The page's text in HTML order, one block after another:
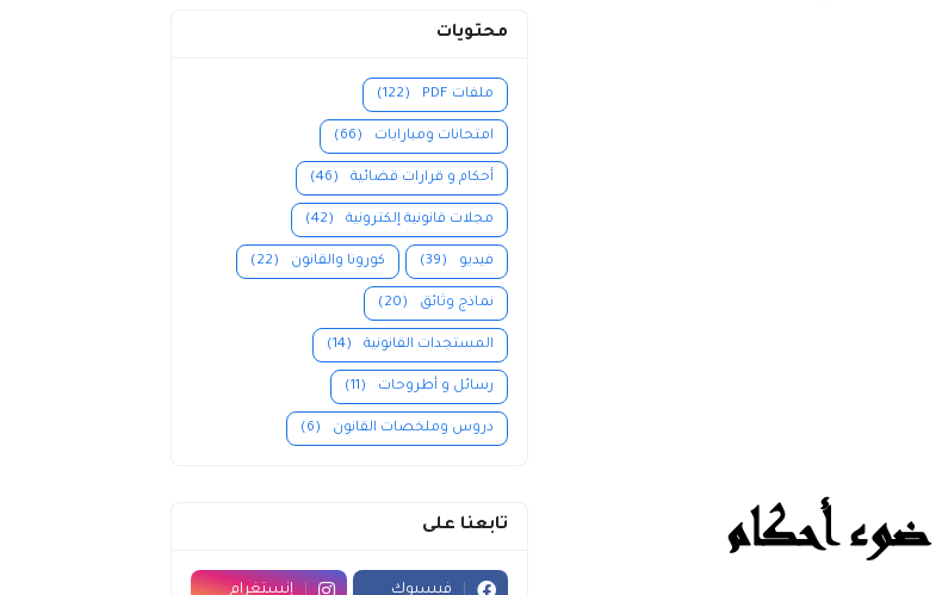
محتويات
ملفات PDF (122)
امتحانات ومبارايات (66)
أحكام و قرارات قضائية (46)
مجلات قانونية إلكترونية (42)
فيديو (39) كورونا والقانون (22)
نماذج وثائق (20)
المستجدات القانونية (14)
رسائل و أطروحات (11)
دروس وملخصات القانون (6)
تابعنا على
فيسبوك إنستغرام